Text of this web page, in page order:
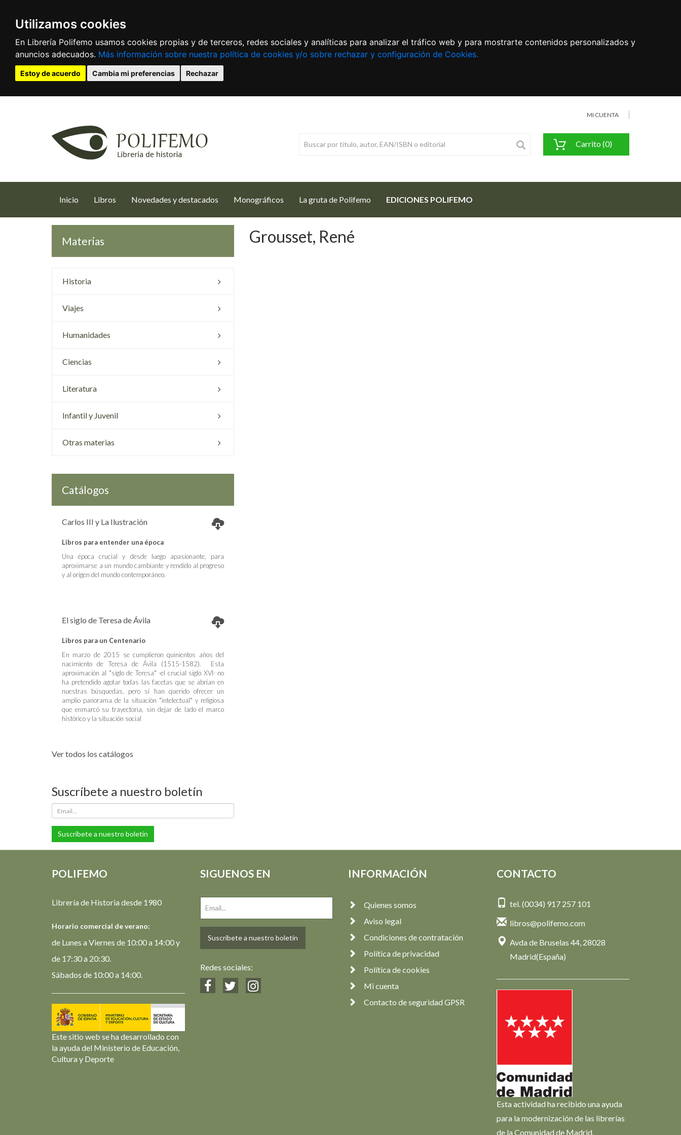
Utilizamos cookies
En Librería Polifemo usamos cookies propias y de terceros, redes sociales y analíticas para analizar el tráfico web y para mostrarte contenidos personalizados y
anuncios adecuados. Más información sobre nuestra política de cookies y/o sobre rechazar y configuración de Cookies.
Estoy de acuerdo Cambia mi preferencias Rechazar
MI CUENTA
Carrito (0)
Inicio (current)
Libros Novedades y destacados Monográficos La gruta de Polifemo EDICIONES POLIFEMO
Materias
Historia
Viajes
Humanidades
Ciencias
Literatura
Infantil y Juvenil
Otras materias
Catálogos
Carlos III y La Ilustración
Libros para entender una época
Una época crucial y desde luego apasionante, para
aproximarse a un mundo cambiante y rendido al progreso
y al origen del mundo contemporáneo.
El siglo de Teresa de Ávila
Libros para un Centenario
En marzo de 2015 se cumplieron quinientos años del
nacimiento de Teresa de Ávila (1515-1582). Esta
aproximación al "siglo de Teresa" -el crucial siglo XVI- no
ha pretendido agotar todas las facetas que se abrían en
nuestras búsquedas, pero sí han querido ofrecer un
amplio panorama de la situación "intelectual" y religiosa
que enmarcó su trayectoria, sin dejar de lado el marco
histórico y la situación social
Ver todos los catálogos
Suscríbete a nuestro boletín
Suscríbete a nuestro boletín
Grousset, René
POLIFEMO
Librería de Historia desde 1980
Horario comercial de verano:
de Lunes a Viernes de 10:00 a 14:00 y
de 17:30 a 20:30.
Sábados de 10:00 a 14:00.
Este sitio web se ha desarrollado con
la ayuda del Ministerio de Educación,
Cultura y Deporte
SIGUENOS EN
Suscríbete a nuestro boletín
Redes sociales:
INFORMACIÓN
Quienes somos
Aviso legal
Condiciones de contratación
Política de privacidad
Política de cookies
Mi cuenta
Contacto de seguridad GPSR
CONTACTO
tel. (0034) 917 257 101
libros@polifemo.com
Avda de Bruselas 44, 28028
Madrid(España)
Esta actividad ha recibido una ayuda
para la modernización de las librerías
de la Comunidad de Madrid.